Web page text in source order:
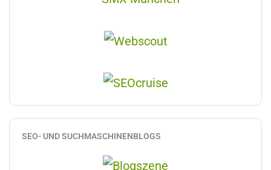
SEO- UND SUCHMASCHINENBLOGS